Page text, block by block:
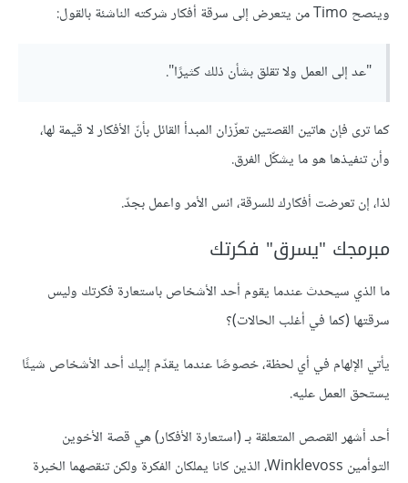
وينصح Timo من يتعرض إلى سرقة أفكار شركته الناشئة بالقول:
"عد إلى العمل ولا تقلق بشأن ذلك كثيرًا".
كما ترى فإن هاتين القصتين تعزّزان المبدأ القائل بأنّ الأفكار لا قيمة لها،
وأن تنفيذها هو ما يشكّل الفرق.
لذا، إن تعرضت أفكارك للسرقة، انس الأمر واعمل بجدّ.
مبرمجك "يسرق" فكرتك
ما الذي سيحدث عندما يقوم أحد الأشخاص باستعارة فكرتك وليس
سرقتها (كما في أغلب الحالات)؟
يأتي الإلهام في أي لحظة، خصوصًا عندما يقدّم إليك أحد الأشخاص شيئًا
يستحق العمل عليه.
أحد أشهر القصص المتعلقة بـ (استعارة الأفكار) هي قصة الأخوين
التوأمين Winklevoss، الذين كانا يملكان الفكرة ولكن تنقصهما الخبرة